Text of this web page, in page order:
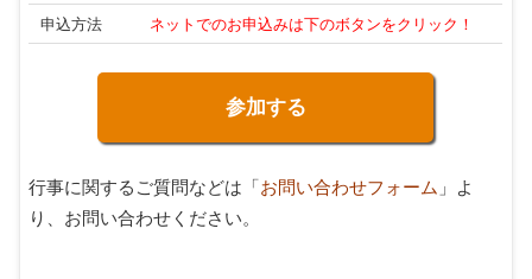
申込方法
ネットでのお申込みは下のボタンをクリック！
参加する
行事に関するご質問などは「お問い合わせフォーム 」よ
り、お問い合わせください。